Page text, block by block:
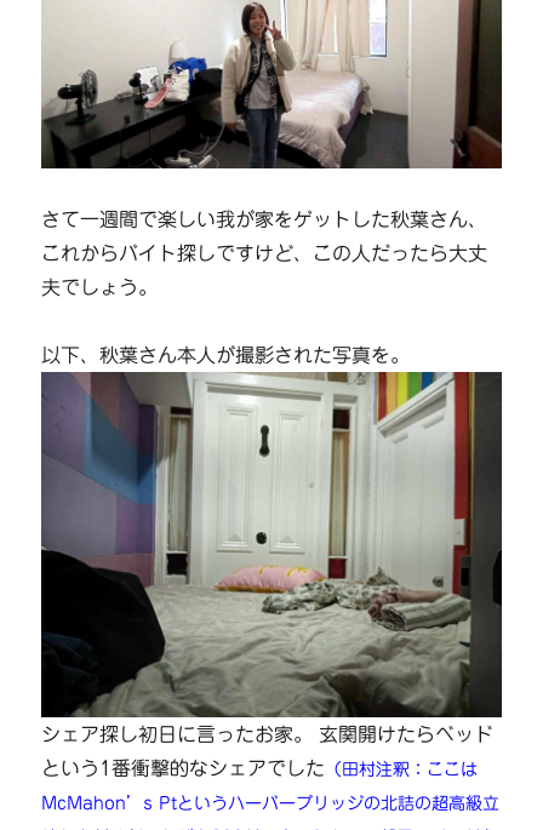
さて一週間で楽しい我が家をゲットした秋葉さん、
これからバイト探しですけど、この人だったら大丈
夫でしょう。
以下、秋葉さん本人が撮影された写真を。
シェア探し初日に言ったお家。 玄関開けたらベッド
という1番衝撃的なシェアでした
（田村注釈：ここは
McMahon’s Ptというハーバーブリッジの北詰の超高級立